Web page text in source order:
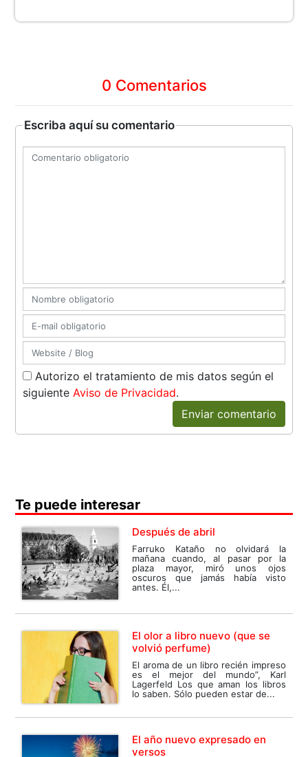
0 Comentarios
Escriba aquí su comentario
Autorizo el tratamiento de mis datos según el
siguienteAviso de Privacidad.
Enviar comentario
Te puede interesar
Después de abril
Farruko Kataño no olvidará la
mañana cuando, al pasar por la
plaza mayor, miró unos ojos
oscuros que jamás había visto
antes. Él,...
El olor a libro nuevo (que se
volvió perfume)
El aroma de un libro recién impreso
es el mejor del mundo”, Karl
Lagerfeld Los que aman los libros
lo saben. Sólo pueden estar de...
El año nuevo expresado en
versos